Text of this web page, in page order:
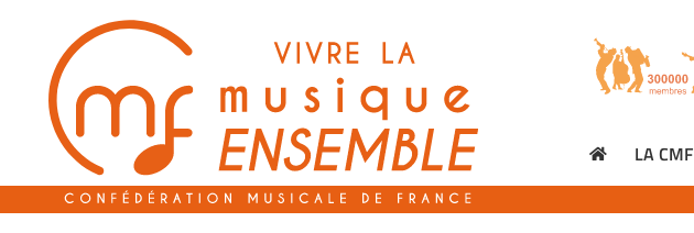
contenu
LA CMF